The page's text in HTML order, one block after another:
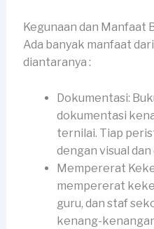
Kegunaan dan Manfaat
Ada banyak manfaat
diantaranya :
Dokumentasi:
dokumentasi
ternilai. Tiap
dengan visual
Mempererat
mempererat
guru, dan staf
kenang-